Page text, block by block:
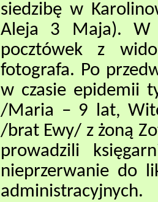
siedzibę w
Aleja 3 Maja). W
pocztówek z
fotografa. Po
w czasie epidemii
/Maria – 9 lat,
/brat Ewy/ z żoną
prowadzili
nieprzerwanie do
administracyjnych.